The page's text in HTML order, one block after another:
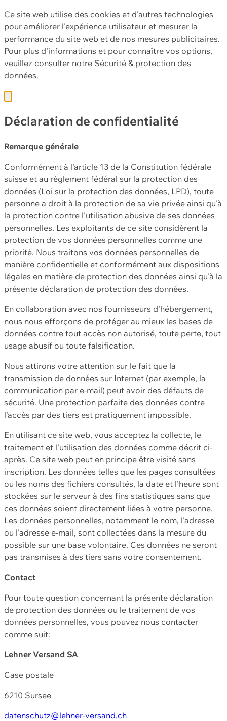
Ce site web utilise des cookies et d'autres technologies
pour améliorer l'expérience utilisateur et mesurer la
performance du site web et de nos mesures publicitaires.
Pour plus d'informations et pour connaître vos options,
veuillez consulter notre Sécurité & protection des
données.
Déclaration de confidentialité
Remarque générale
Conformément à l'article 13 de la Constitution fédérale
suisse et au règlement fédéral sur la protection des
données (Loi sur la protection des données, LPD), toute
personne a droit à la protection de sa vie privée ainsi qu'à
la protection contre l'utilisation abusive de ses données
personnelles. Les exploitants de ce site considèrent la
protection de vos données personnelles comme une
priorité. Nous traitons vos données personnelles de
manière confidentielle et conformément aux dispositions
légales en matière de protection des données ainsi qu'à la
présente déclaration de protection des données.
En collaboration avec nos fournisseurs d'hébergement,
nous nous efforçons de protéger au mieux les bases de
données contre tout accès non autorisé, toute perte, tout
usage abusif ou toute falsification.
Nous attirons votre attention sur le fait que la
transmission de données sur Internet (par exemple, la
communication par e-mail) peut avoir des défauts de
sécurité. Une protection parfaite des données contre
l'accès par des tiers est pratiquement impossible.
En utilisant ce site web, vous acceptez la collecte, le
traitement et l'utilisation des données comme décrit ci-
après. Ce site web peut en principe être visité sans
inscription. Les données telles que les pages consultées
ou les noms des fichiers consultés, la date et l'heure sont
stockées sur le serveur à des fins statistiques sans que
ces données soient directement liées à votre personne.
Les données personnelles, notamment le nom, l'adresse
ou l'adresse e-mail, sont collectées dans la mesure du
possible sur une base volontaire. Ces données ne seront
pas transmises à des tiers sans votre consentement.
Contact
Pour toute question concernant la présente déclaration
de protection des données ou le traitement de vos
données personnelles, vous pouvez nous contacter
comme suit:
Lehner Versand SA
Case postale
6210 Sursee
datenschutz@lehner-versand.ch